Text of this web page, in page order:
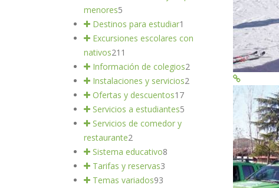
menores5
Destinos para estudiar1
Excursiones escolares con
nativos211
Información de colegios2
Instalaciones y servicios2
Ofertas y descuentos17
Servicios a estudiantes5
Servicios de comedor y
restaurante2
Sistema educativo8
Tarifas y reservas3
Temas variados93